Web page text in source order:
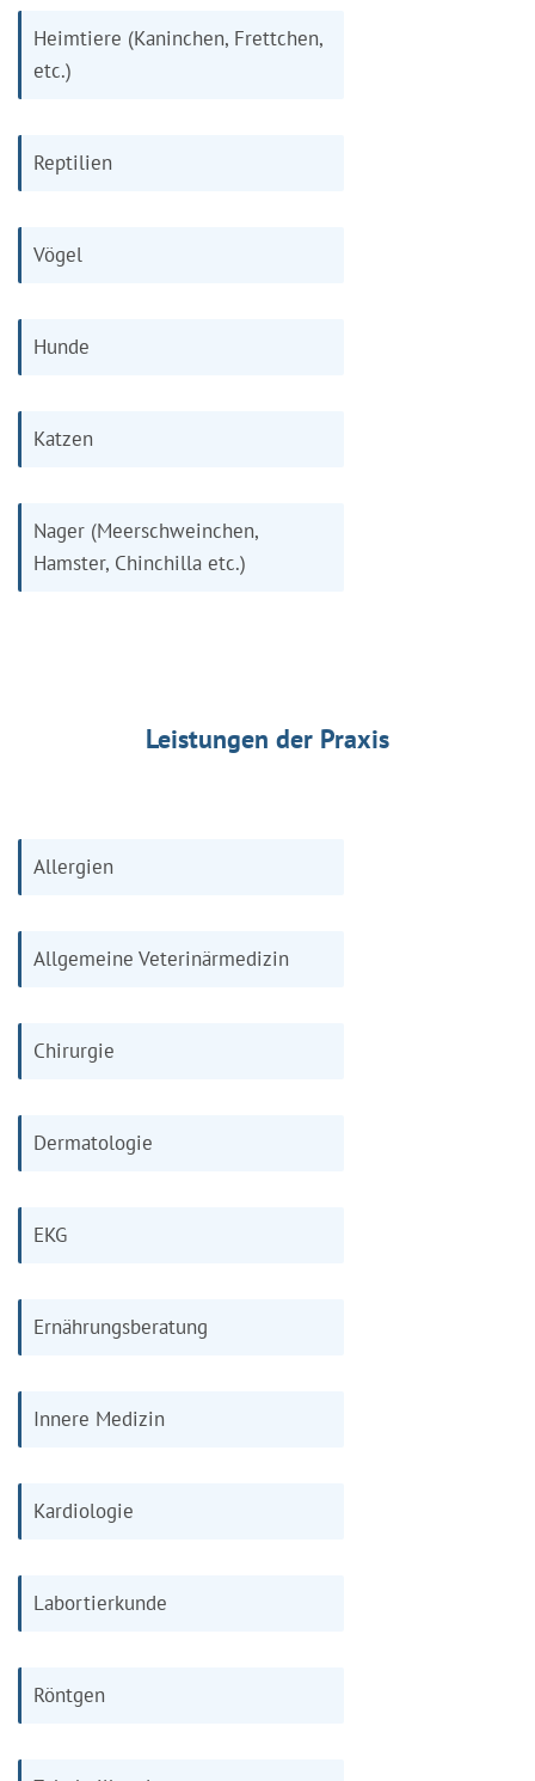
Heimtiere (Kaninchen, Frettchen,
etc.)
Reptilien
Vögel
Hunde
Katzen
Nager (Meerschweinchen,
Hamster, Chinchilla etc.)
Leistungen der Praxis
Allergien
Allgemeine Veterinärmedizin
Chirurgie
Dermatologie
EKG
Ernährungsberatung
Innere Medizin
Kardiologie
Labortierkunde
Röntgen